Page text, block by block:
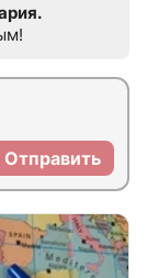
Отправить